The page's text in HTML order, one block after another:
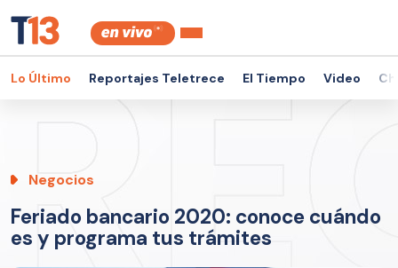
Lo Último Reportajes Teletrece El Tiempo Video
Negocios
Feriado bancario 2020: conoce cuándo
es y programa tus trámites